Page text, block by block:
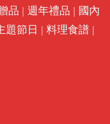
品 | 週年禮品 | 國內
題節日 | 料理食譜 |